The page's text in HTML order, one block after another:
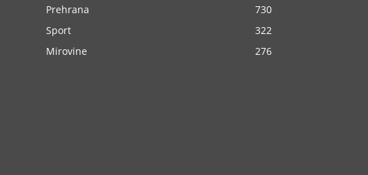
Prehrana
730
Sport
322
Mirovine
276